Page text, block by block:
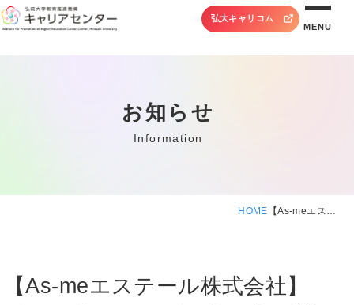
弘大キャリコム
MENU
お知らせ
Information
HOME 【As-meエス…
【As-meエステール株式会社】